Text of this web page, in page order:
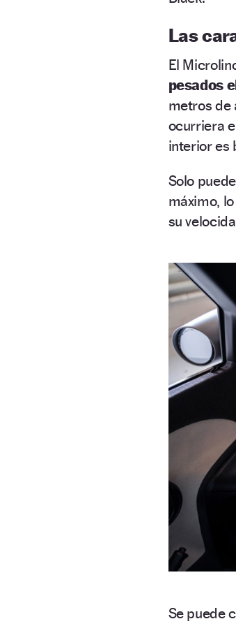
Las
El
pesados
metros de
ocurriera
interior es
Solo
máximo,
su
Se puede